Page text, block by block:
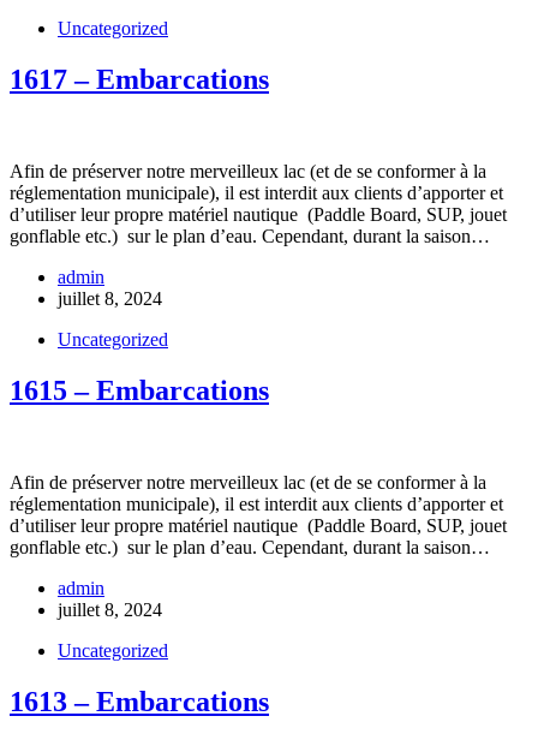
Uncategorized
1617 – Embarcations
Afin de préserver notre merveilleux lac (et de se conformer à la
réglementation municipale), il est interdit aux clients d’apporter et
d’utiliser leur propre matériel nautique (Paddle Board, SUP, jouet
gonflable etc.) sur le plan d’eau. Cependant, durant la saison…
admin
juillet 8, 2024
Uncategorized
1615 – Embarcations
Afin de préserver notre merveilleux lac (et de se conformer à la
réglementation municipale), il est interdit aux clients d’apporter et
d’utiliser leur propre matériel nautique (Paddle Board, SUP, jouet
gonflable etc.) sur le plan d’eau. Cependant, durant la saison…
admin
juillet 8, 2024
Uncategorized
1613 – Embarcations